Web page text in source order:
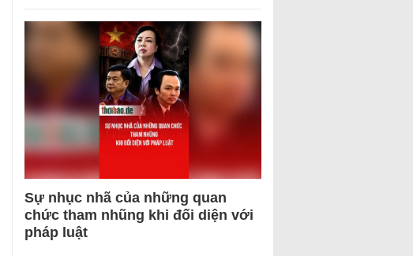
Sự nhục nhã của những quan
chức tham nhũng khi đối diện với
pháp luật